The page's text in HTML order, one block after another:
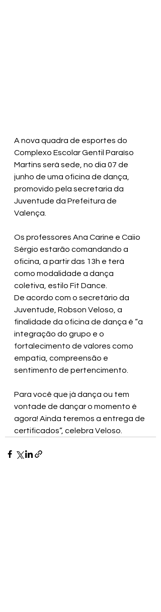
A nova quadra de esportes do
Complexo Escolar Gentil Paraíso
Martins será sede, no dia 07 de
junho de uma oficina de dança,
promovido pela secretaria da
Juventude da Prefeitura de
Valença.
Os professores Ana Carine e Caiio
Sérgio estarão comandando a
oficina, a partir das 13h e terá
como modalidade a dança
coletiva, estilo Fit Dance.
De acordo com o secretário da
Juventude, Robson Veloso, a
finalidade da oficina de dança é “a
integração do grupo e o
fortalecimento de valores como
empatia, compreensão e
sentimento de pertencimento.
Para você que já dança ou tem
vontade de dançar o momento é
agora! Ainda teremos a entrega de
certificados”, celebra Veloso.